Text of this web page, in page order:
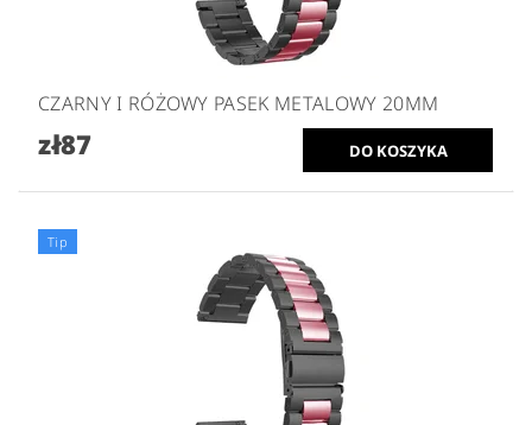
CZARNY I RÓŻOWY PASEK METALOWY 20MM
zł87
Tip